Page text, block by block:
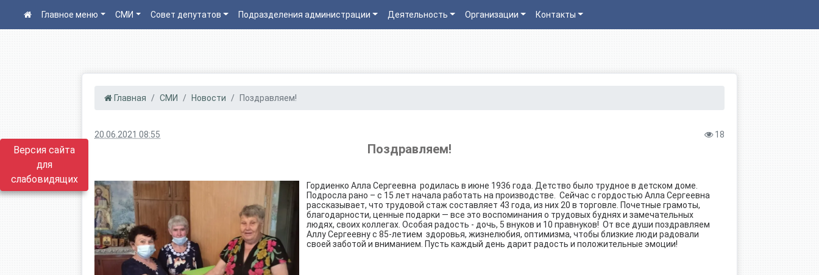
Версия сайта
для
слабовидящих
Главное меню СМИ Совет депутатов Подразделения администрации Деятельность Организации Контакты
Главная СМИ Новости Поздравляем!
20.06.2021 08:55 18
Поздравляем!
Гордиенко Алла Сергеевна родилась в июне 1936 года. Детство было трудное в детском доме.
Подросла рано – с 15 лет начала работать на производстве. Сейчас с гордостью Алла Сергеевна
рассказывает, что трудовой стаж составляет 43 года, из них 20 в торговле. Почетные грамоты,
благодарности, ценные подарки — все это воспоминания о трудовых буднях и замечательных
людях, своих коллегах. Особая радость - дочь, 5 внуков и 10 правнуков! От все души поздравляем
Аллу Сергеевну с 85-летием здоровья, жизнелюбия, оптимизма, чтобы близкие люди радовали
своей заботой и вниманием. Пусть каждый день дарит радость и положительные эмоции!